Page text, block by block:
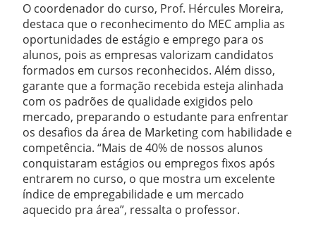
O coordenador do curso, Prof. Hércules Moreira,
destaca que o reconhecimento do MEC amplia as
oportunidades de estágio e emprego para os
alunos, pois as empresas valorizam candidatos
formados em cursos reconhecidos. Além disso,
garante que a formação recebida esteja alinhada
com os padrões de qualidade exigidos pelo
mercado, preparando o estudante para enfrentar
os desafios da área de Marketing com habilidade e
competência. “Mais de 40% de nossos alunos
conquistaram estágios ou empregos fixos após
entrarem no curso, o que mostra um excelente
índice de empregabilidade e um mercado
aquecido pra área”, ressalta o professor.